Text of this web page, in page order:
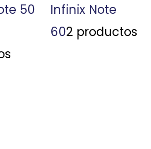
50
Infinix Note
602 productos